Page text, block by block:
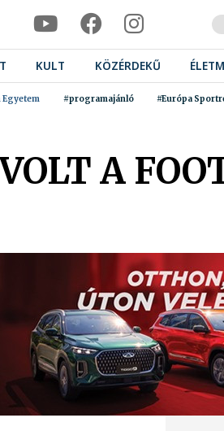
KULT KÖZÉRDEKŰ
Egyetem #programajánló #Európa
A